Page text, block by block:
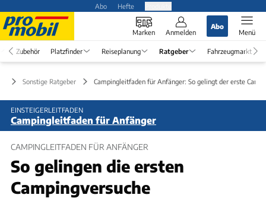
Abo Hefte
Marken Anmelden
Abo
Menü
Zubehör Platzfinder Reiseplanung Ratgeber Fahrzeugmarkt
Sonstige Ratgeber Campingleitfaden für Anfänger: So gelingt der erste
EINSTEIGERLEITFADEN
Campingleitfaden für Anfänger
CAMPINGLEITFADEN FÜR ANFÄNGER
So gelingen die ersten
Campingversuche